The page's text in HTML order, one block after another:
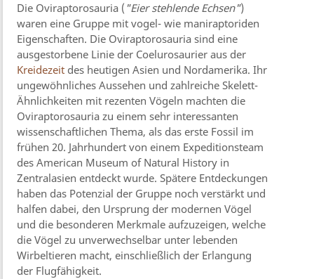
Die Oviraptorosauria ( "Eier stehlende Echsen")
waren eine Gruppe mit vogel- wie maniraptoriden
Eigenschaften. Die Oviraptorosauria sind eine
ausgestorbene Linie der Coelurosaurier aus der
Kreidezeit des heutigen Asien und Nordamerika. Ihr
ungewöhnliches Aussehen und zahlreiche Skelett-
Ähnlichkeiten mit rezenten Vögeln machten die
Oviraptorosauria zu einem sehr interessanten
wissenschaftlichen Thema, als das erste Fossil im
frühen 20. Jahrhundert von einem Expeditionsteam
des American Museum of Natural History in
Zentralasien entdeckt wurde. Spätere Entdeckungen
haben das Potenzial der Gruppe noch verstärkt und
halfen dabei, den Ursprung der modernen Vögel
und die besonderen Merkmale aufzuzeigen, welche
die Vögel zu unverwechselbar unter lebenden
Wirbeltieren macht, einschließlich der Erlangung
der Flugfähigkeit.